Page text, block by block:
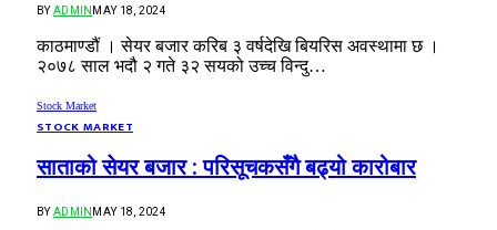
BY ADMIN MAY 18, 2024
काठमाण्डौं । सेयर बजार करिब ३ वर्षदेखि बियरिस अवस्थामा छ ।
२०७८ साल भदौ २ गते ३२ सयको उच्च विन्दु…
Stock Market
STOCK MARKET
साताको सेयर बजार : परिसूचकसँगै बढ्यो कारोबार
BY ADMIN MAY 18, 2024